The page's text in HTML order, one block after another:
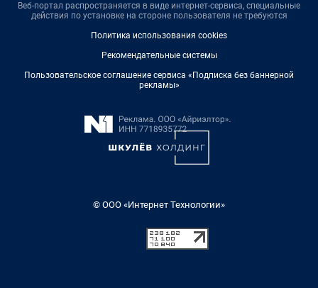
Веб-портал распространяется в виде интернет-сервиса, специальные
действия по установке на стороне пользователя не требуются
Политика использования cookies
Рекомендательные системы
Пользовательское соглашение сервиса «Подписка без баннерной
рекламы»
© ООО «Интернет Технологии»